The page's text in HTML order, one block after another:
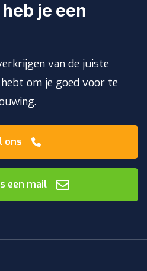
je een
van de juiste
om je goed voor te
ons
een mail